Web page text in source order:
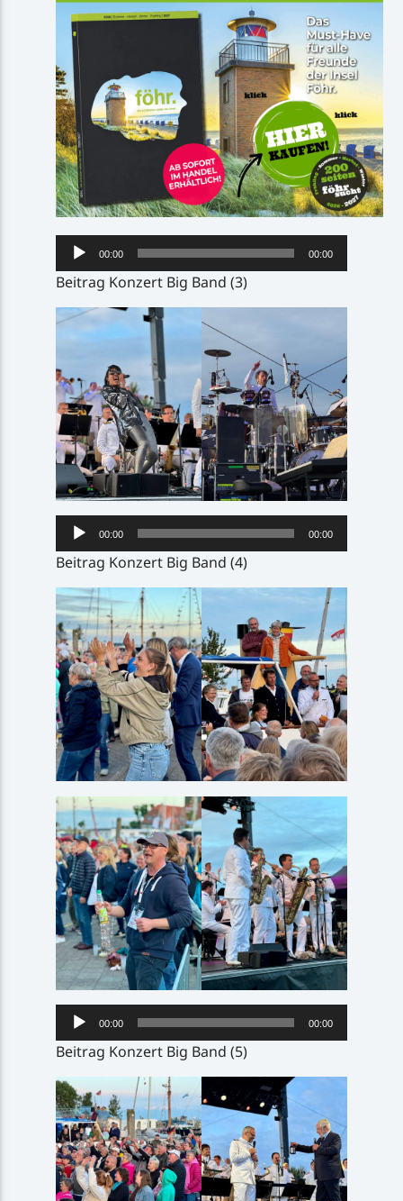
Audio-
Player
00:00 00:00
Beitrag Konzert Big Band (3)
Audio-
Player
00:00 00:00
Beitrag Konzert Big Band (4)
Audio-
Player
00:00 00:00
Beitrag Konzert Big Band (5)